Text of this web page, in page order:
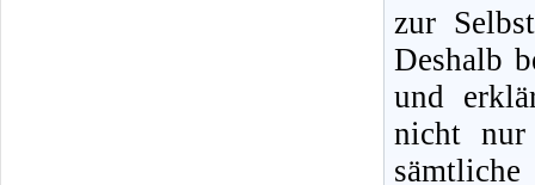
zur
Deshalb
und
nicht